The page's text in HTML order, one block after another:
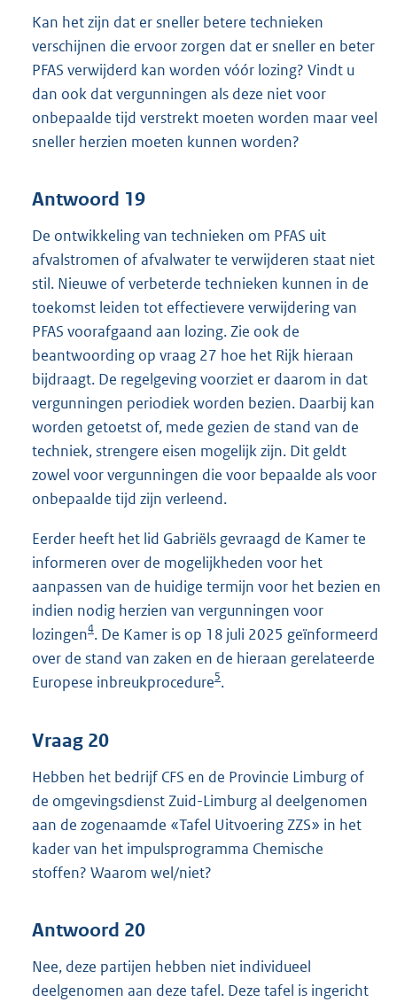
Kan het zijn dat er sneller betere technieken
verschijnen die ervoor zorgen dat er sneller en beter
PFAS verwijderd kan worden vóór lozing? Vindt u
dan ook dat vergunningen als deze niet voor
onbepaalde tijd verstrekt moeten worden maar veel
sneller herzien moeten kunnen worden?
Antwoord 19
De ontwikkeling van technieken om PFAS uit
afvalstromen of afvalwater te verwijderen staat niet
stil. Nieuwe of verbeterde technieken kunnen in de
toekomst leiden tot effectievere verwijdering van
PFAS voorafgaand aan lozing. Zie ook de
beantwoording op vraag 27 hoe het Rijk hieraan
bijdraagt. De regelgeving voorziet er daarom in dat
vergunningen periodiek worden bezien. Daarbij kan
worden getoetst of, mede gezien de stand van de
techniek, strengere eisen mogelijk zijn. Dit geldt
zowel voor vergunningen die voor bepaalde als voor
onbepaalde tijd zijn verleend.
Eerder heeft het lid Gabriëls gevraagd de Kamer te
informeren over de mogelijkheden voor het
aanpassen van de huidige termijn voor het bezien en
indien nodig herzien van vergunningen voor
lozingen4. De Kamer is op 18 juli 2025 geïnformeerd
over de stand van zaken en de hieraan gerelateerde
Europese inbreukprocedure5.
Vraag 20
Hebben het bedrijf CFS en de Provincie Limburg of
de omgevingsdienst Zuid-Limburg al deelgenomen
aan de zogenaamde «Tafel Uitvoering ZZS» in het
kader van het impulsprogramma Chemische
stoffen? Waarom wel/niet?
Antwoord 20
Nee, deze partijen hebben niet individueel
deelgenomen aan deze tafel. Deze tafel is ingericht